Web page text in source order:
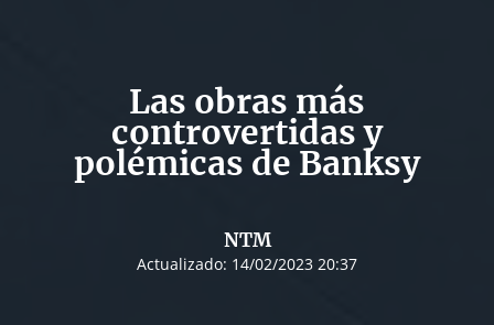
Las obras más
controvertidas y
polémicas de Banksy
NTM
Actualizado: 14/02/2023 20:37